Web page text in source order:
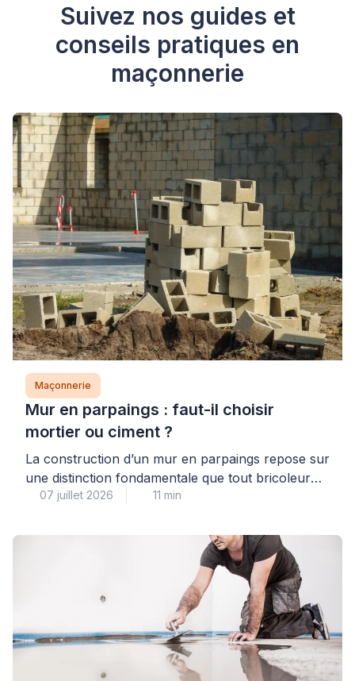
Suivez nos guides et
conseils pratiques en
maçonnerie
Maçonnerie
Mur en parpaings : faut-il choisir
mortier ou ciment ?
La construction d’un mur en parpaings repose sur
une distinction fondamentale que tout bricoleur
doit maîtriser : on utilise du mortier, et non du
fragiliser durablement votre ouvrage et
compromettre sa résistance aux intempéries.
Comprendre cette différence vous permettra de
dialoguer en toute confiance avec les
professionnels du bâtiment […]
07 juillet 2026 11 min